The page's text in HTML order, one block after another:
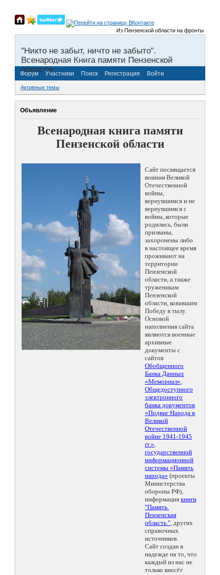
Из Пензенской области на фронты Великой
"Никто не забыт, ничто не забыто".
Всенародная Книга памяти Пензенской
области.
Форум Участники Поиск Регистрация Войти
Активные темы
Объявление
Всенародная книга памяти
Пензенской области
Сайт посвящается
воинам Великой
Отечественной
войны,
вернувшимся и не
вернувшимся с
войны, которые
родились, были
призваны,
захоронены либо
в настоящее время
проживают на
территории
Пензенской
области, а также
труженикам
Пензенской
области, ковавшим
Победу в тылу.
Основой
наполнения сайта
являются военные
архивные
документы с
сайтов
Обобщенного
Банка Данных
«Мемориал»,
Общедоступного
электронного
банка документов
«Подвиг Народа в
Великой
Отечественной
войне 1941-1945
гг.»,
государственной
информационной
системы «Память
народа» (проекты
Министерства
обороны РФ),
информация книги
"Память.
Пензенская
область.", других
справочных
источников.
Сайт создан в
надежде на то, что
каждый из нас не
только внесёт